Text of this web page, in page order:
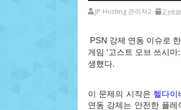
JP-Hosting 관리자2 2
PSN 강제 연동 이슈로
게임 ‘고스트 오브 쓰시
생했다.
이 문제의 시작은 헬다이
연동 강제는 안전한 플